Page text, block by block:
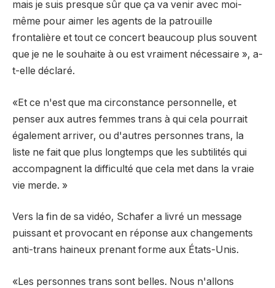
mais je suis presque sûr que ça va venir avec moi-
même pour aimer les agents de la patrouille
frontalière et tout ce concert beaucoup plus souvent
que je ne le souhaite à ou est vraiment nécessaire », a-
t-elle déclaré.
«Et ce n'est que ma circonstance personnelle, et
penser aux autres femmes trans à qui cela pourrait
également arriver, ou d'autres personnes trans, la
liste ne fait que plus longtemps que les subtilités qui
accompagnent la difficulté que cela met dans la vraie
vie merde. »
Vers la fin de sa vidéo, Schafer a livré un message
puissant et provocant en réponse aux changements
anti-trans haineux prenant forme aux États-Unis.
«Les personnes trans sont belles. Nous n'allons